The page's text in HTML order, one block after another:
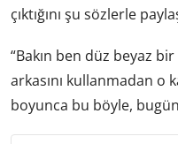
çıktığını şu sözlerle
“Bakın ben düz beyaz bir
arkasını kullanmadan o
boyunca bu böyle,